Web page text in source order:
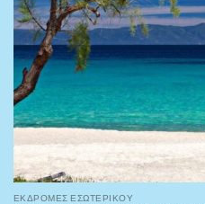
ΕΚΔΡΟΜΈΣ ΕΣΩΤΕΡΙΚΟΎ